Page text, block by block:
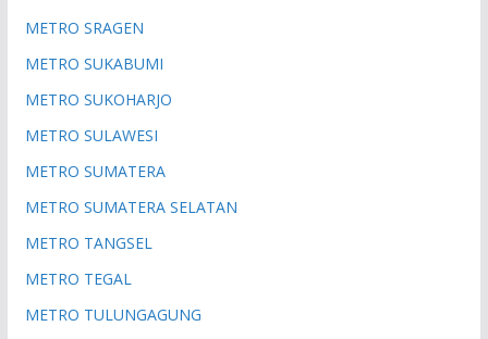
METRO SRAGEN
METRO SUKABUMI
METRO SUKOHARJO
METRO SULAWESI
METRO SUMATERA
METRO SUMATERA SELATAN
METRO TANGSEL
METRO TEGAL
METRO TULUNGAGUNG